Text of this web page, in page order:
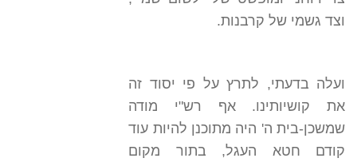
וצד גשמי של קרבנות.
ועלה בדעתי, לתרץ על פי יסוד זה
את קושיותינו. אף רש"י מודה
שמשכן-בית ה' היה מתוכנן להיות עוד
קודם חטא העגל, בתור מקום